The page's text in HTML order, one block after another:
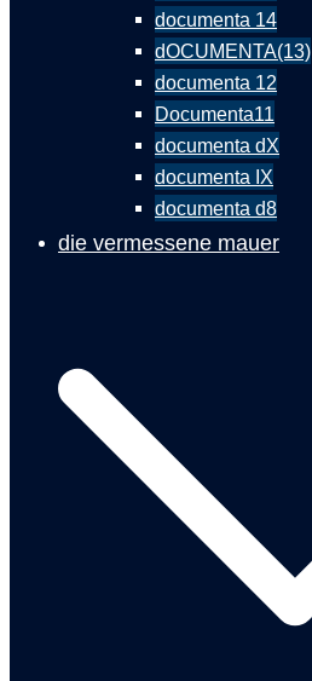
documenta 14
dOCUMENTA(13)
documenta 12
Documenta11
documenta dX
documenta IX
documenta d8
die vermessene mauer